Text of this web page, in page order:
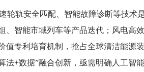
轮轨安全匹配、智能故障诊断等技术
、智能市域列车等产品迭代；风电高
值专利培育机制，抢占全球清洁能源
法+数据”融合创新，亟需明确人工智